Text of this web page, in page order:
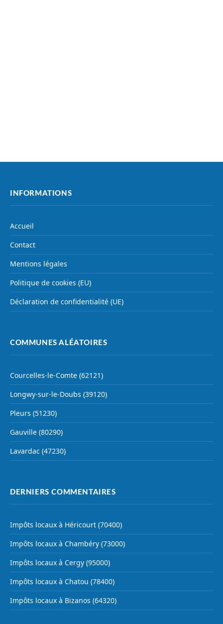
INFORMATIONS
Accueil
Contact
Mentions légales
Politique de cookies (EU)
Déclaration de confidentialité (UE)
COMMUNES ALÉATOIRES
Courcelles-le-Comte (62121)
Longwy-sur-le-Doubs (39120)
Pleurs (51230)
Gauville (80290)
Lavardac (47230)
DERNIERS COMMENTAIRES
Impôts locaux à Héricourt (70400)
Impôts locaux à Chambéry (73000)
Impôts locaux à Cergy (95000)
Impôts locaux à Chatou (78400)
Impôts locaux à Bizanos (64320)